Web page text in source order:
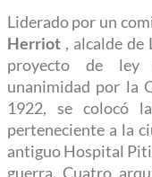
Liderado por un
Herriot, alcalde de
proyecto de ley
unanimidad por la
1922, se colocó
perteneciente a la
antiguo Hospital
guerra. Cuatro